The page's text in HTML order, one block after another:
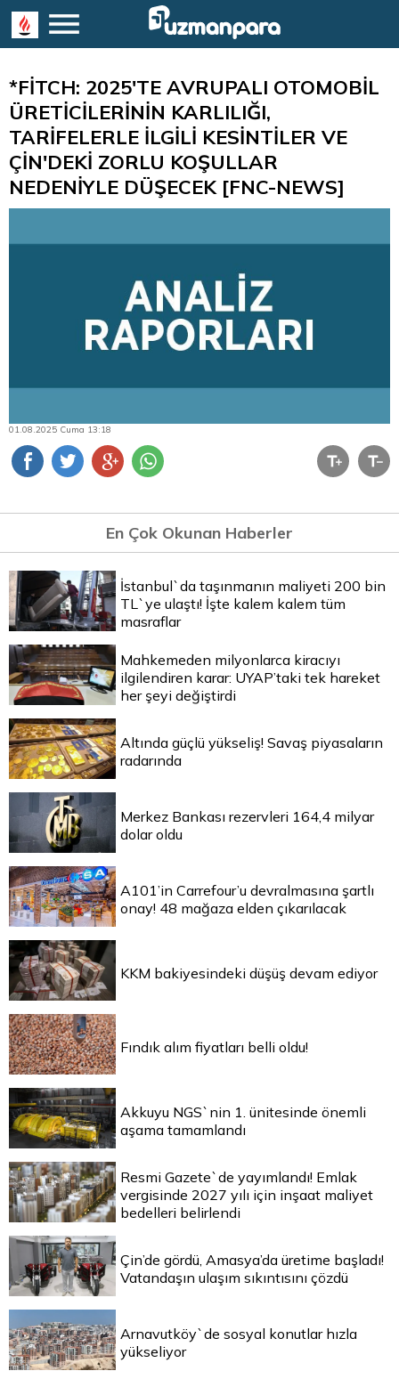
*FİTCH: 2025'TE AVRUPALI OTOMOBİL
ÜRETİCİLERİNİN KARLILIĞI,
TARİFELERLE İLGİLİ KESİNTİLER VE
ÇİN'DEKİ ZORLU KOŞULLAR
NEDENİYLE DÜŞECEK [FNC-NEWS]
01.08.2025 Cuma 13:18
En Çok Okunan Haberler
İstanbul`da taşınmanın maliyeti 200 bin
TL`ye ulaştı! İşte kalem kalem tüm
masraflar
Mahkemeden milyonlarca kiracıyı
ilgilendiren karar: UYAP’taki tek hareket
her şeyi değiştirdi
Altında güçlü yükseliş! Savaş piyasaların
radarında
Merkez Bankası rezervleri 164,4 milyar
dolar oldu
A101’in Carrefour’u devralmasına şartlı
onay! 48 mağaza elden çıkarılacak
KKM bakiyesindeki düşüş devam ediyor
Fındık alım fiyatları belli oldu!
Akkuyu NGS`nin 1. ünitesinde önemli
aşama tamamlandı
Resmi Gazete`de yayımlandı! Emlak
vergisinde 2027 yılı için inşaat maliyet
bedelleri belirlendi
Çin’de gördü, Amasya’da üretime başladı!
Vatandaşın ulaşım sıkıntısını çözdü
Arnavutköy`de sosyal konutlar hızla
yükseliyor